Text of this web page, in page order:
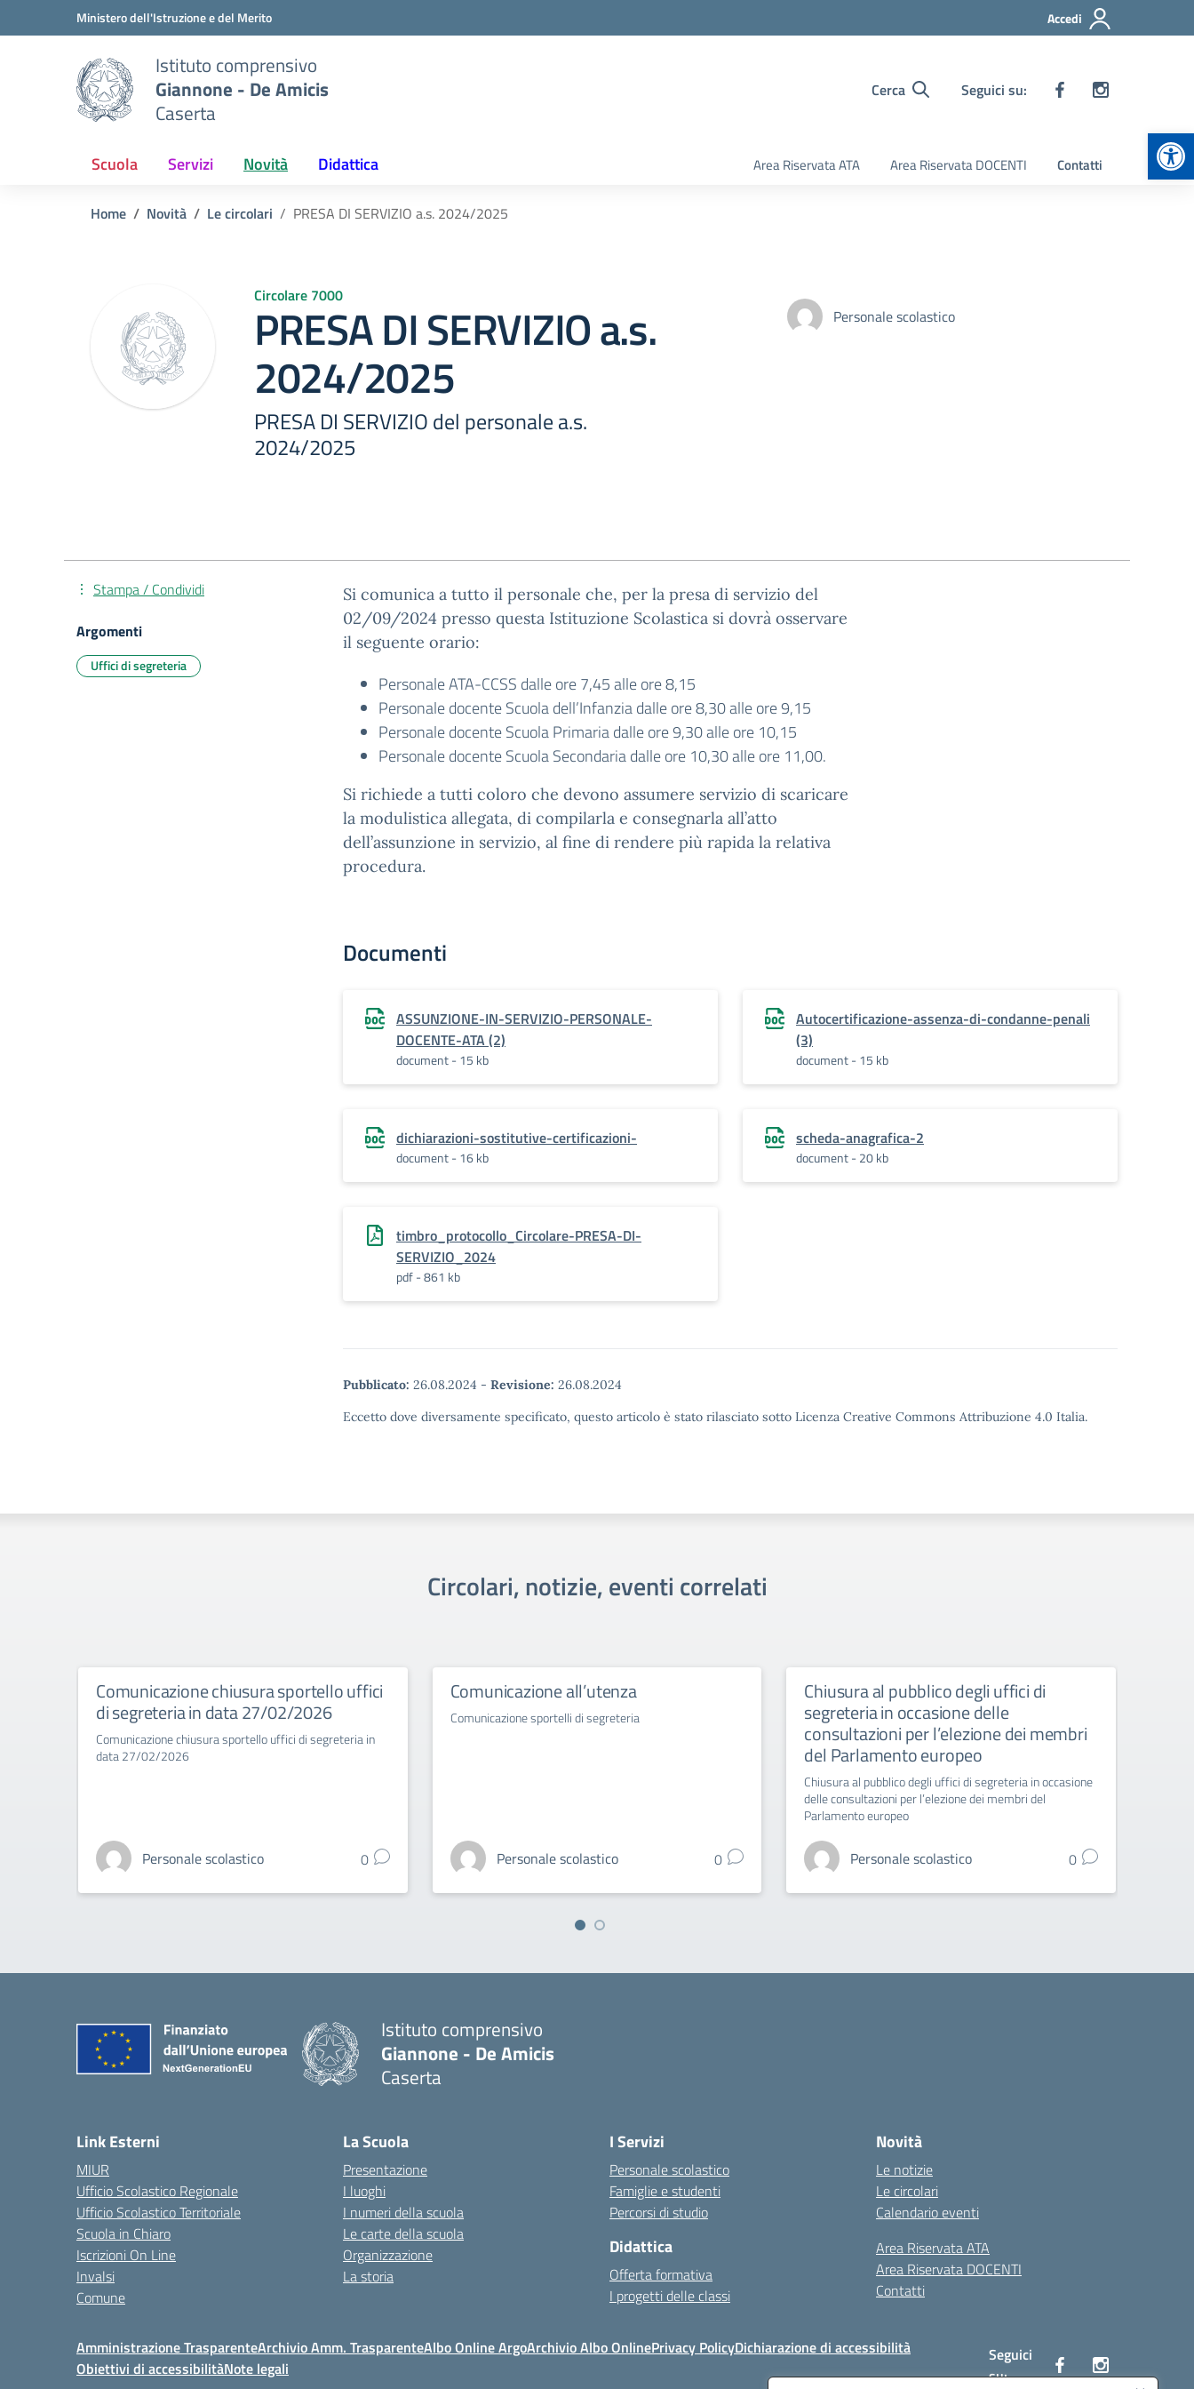
Vai ai contenuti
Vai al menu di navigazioneMinistero dell'Istruzione e del Merito Accedi
Istituto comprensivo
Giannone - De Amicis
Caserta
Cerca Seguici su:
Scuola Servizi Novità Didattica Area Riservata ATA Area Riservata DOCENTI Contatti
Home Novità Le circolari PRESA DI SERVIZIO a.s. 2024/2025
Circolare 7000
PRESA DI SERVIZIO a.s.
2024/2025
PRESA DI SERVIZIO del personale a.s.
2024/2025
Personale scolastico
Si comunica a tutto il personale che, per la presa di servizio del
02/09/2024 presso questa Istituzione Scolastica si dovrà osservare
il seguente orario:
Personale ATA-CCSS dalle ore 7,45 alle ore 8,15
Personale docente Scuola dell’Infanzia dalle ore 8,30 alle ore 9,15
Personale docente Scuola Primaria dalle ore 9,30 alle ore 10,15
Personale docente Scuola Secondaria dalle ore 10,30 alle ore 11,00.
Si richiede a tutti coloro che devono assumere servizio di scaricare
la modulistica allegata, di compilarla e consegnarla all’atto
dell’assunzione in servizio, al fine di rendere più rapida la relativa
procedura.
Documenti
ASSUNZIONE-IN-SERVIZIO-PERSONALE-
DOCENTE-ATA (2)
document - 15 kb
Autocertificazione-assenza-di-condanne-penali
(3)
document - 15 kb
dichiarazioni-sostitutive-certificazioni-
document - 16 kb
scheda-anagrafica-2
document - 20 kb
timbro_protocollo_Circolare-PRESA-DI-
SERVIZIO_2024
pdf - 861 kb
Pubblicato: 26.08.2024 - Revisione: 26.08.2024
Eccetto dove diversamente specificato, questo articolo è stato rilasciato sotto Licenza Creative Commons Attribuzione 4.0 Italia.
Stampa / Condividi
Argomenti
Uffici di segreteria
Circolari, notizie, eventi correlati
Comunicazione chiusura sportello uffici
di segreteria in data 27/02/2026
Comunicazione chiusura sportello uffici di segreteria in
data 27/02/2026
Personale scolastico 0
Comunicazione all’utenza
Comunicazione sportelli di segreteria
Personale scolastico 0
Chiusura al pubblico degli uffici di
segreteria in occasione delle
consultazioni per l’elezione dei membri
del Parlamento europeo
Chiusura al pubblico degli uffici di segreteria in occasione
delle consultazioni per l’elezione dei membri del
Parlamento europeo
Personale scolastico 0
Istituto comprensivo
Giannone - De Amicis
Caserta
Link Esterni
MIUR
Ufficio Scolastico Regionale
Ufficio Scolastico Territoriale
Scuola in Chiaro
Iscrizioni On Line
Invalsi
Comune
La Scuola
Presentazione
I luoghi
I numeri della scuola
Le carte della scuola
Organizzazione
La storia
I Servizi
Personale scolastico
Famiglie e studenti
Percorsi di studio
Didattica
Offerta formativa
I progetti delle classi
Novità
Le notizie
Le circolari
Calendario eventi
Area Riservata ATA
Area Riservata DOCENTI
Contatti
Amministrazione TrasparenteArchivio Amm. TrasparenteAlbo Online ArgoArchivio Albo OnlinePrivacy PolicyDichiarazione di accessibilità
Obiettivi di accessibilitàNote legali
Seguici
su: